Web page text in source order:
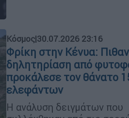
Κόσμος|30.07.2026 23:16
Φρίκη στην Κένυα:
δηλητηρίαση από
προκάλεσε τον θάνατο
ελεφάντων
Η ανάλυση δειγμάτων που